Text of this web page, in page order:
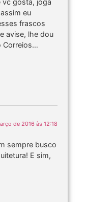
vc gosta, joga
eu
frascos
avise, lhe dou
Correios…
de 2016 às 12:18
sempre busco
E sim,